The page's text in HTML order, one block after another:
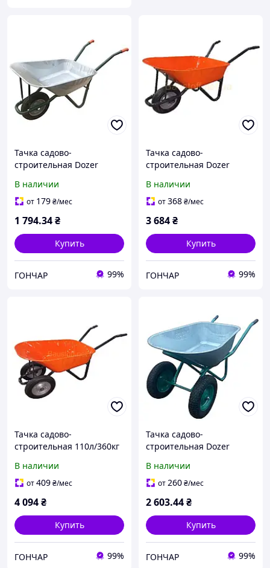
Тачка садово-
строительная Dozer
литые колеса
В наличии
от 179₴/мес
1 794.34₴
Купить
ГОНЧАР 99%
Тачка садово-
строительная Dozer
литые колеса, оранжевая
В наличии
от368₴/мес
3 684₴
Купить
ГОНЧАР 99%
Тачка садово-
строительная 110л/360кг
колеса, оранжевая
В наличии
от409₴/мес
4 094₴
Купить
ГОНЧАР 99%
Тачка садово-
строительная Dozer
колеса с камерой
В наличии
от260₴/мес
2 603.44₴
Купить
ГОНЧАР 99%